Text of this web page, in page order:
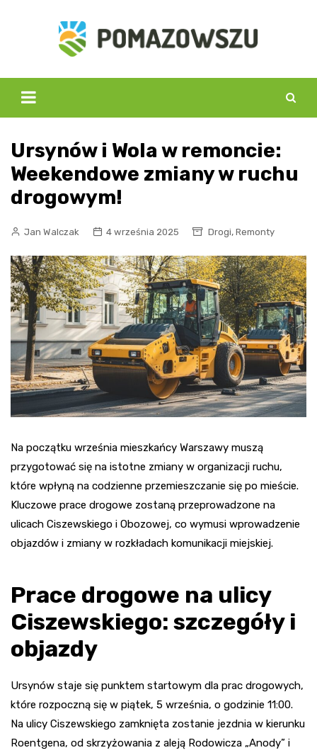
Ursynów i Wola w remoncie:
Weekendowe zmiany w ruchu
drogowym!
Jan Walczak 4 września 2025 Drogi, Remonty
Na początku września mieszkańcy Warszawy muszą
przygotować się na istotne zmiany w organizacji ruchu,
które wpłyną na codzienne przemieszczanie się po mieście.
Kluczowe prace drogowe zostaną przeprowadzone na
ulicach Ciszewskiego i Obozowej, co wymusi wprowadzenie
objazdów i zmiany w rozkładach komunikacji miejskiej.
Prace drogowe na ulicy
Ciszewskiego: szczegóły i
objazdy
Ursynów staje się punktem startowym dla prac drogowych,
które rozpoczną się w piątek, 5 września, o godzinie 11:00.
Na ulicy Ciszewskiego zamknięta zostanie jezdnia w kierunku
Roentgena, od skrzyżowania z aleją Rodowicza „Anody” i